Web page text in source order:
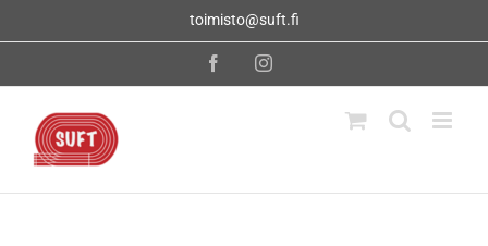
toimisto@suft.fi
FacebookInstagram